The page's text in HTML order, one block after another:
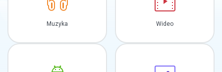
Muzyka Wideo